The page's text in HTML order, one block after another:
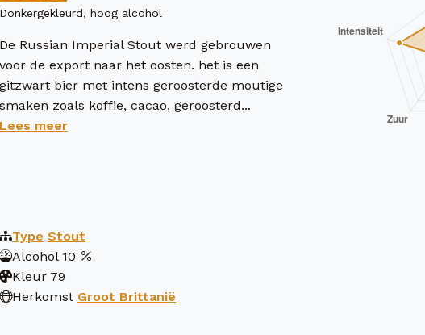
Donkergekleurd, hoog alcohol
De Russian Imperial Stout werd gebrouwen
voor de export naar het oosten. het is een
gitzwart bier met intens geroosterde moutige
smaken zoals koffie, cacao, geroosterd...
Lees meer
Type Stout
Alcohol 10
Kleur 79
Herkomst Groot Brittanië